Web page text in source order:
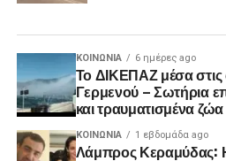
ΚΟΙΝΩΝΊΑ 6 ημέρες ago
Το ΔΙΚΕΠΑΖ μέσα
Γερμενού – Σωτήρια
και τραυματισμένα ζώα
ΚΟΙΝΩΝΊΑ 1 εβδομάδα ago
Λάμπρος Κεραμύδας: Η